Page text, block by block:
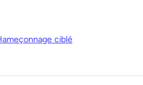
ciblé